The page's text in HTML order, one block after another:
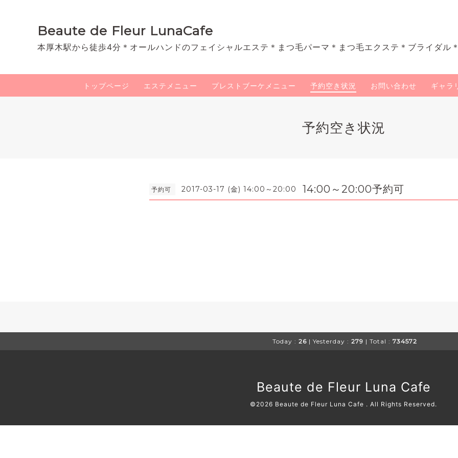
Beaute de Fleur LunaCafe
本厚木駅から徒歩4分＊オールハンドのフェイシャルエステ＊まつ毛パーマ＊まつ毛エクステ＊ブライダル
トップページ エステメニュー プレストブーケメニュー 予約空き状況 お問い合わせ ギャラ
予約空き状況
予約可 2017-03-17 (金) 14:00～20:00 14:00～20:00予約可
Today : 26 | Yesterday : 279 | Total : 734572
Beaute de Fleur Luna Cafe
©2026 Beaute de Fleur Luna Cafe . All Rights Reserved.